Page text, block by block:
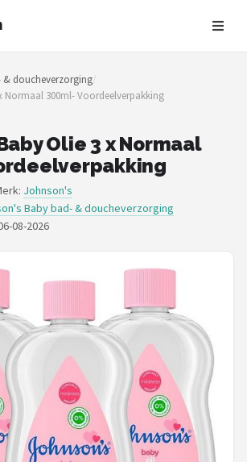
& doucheverzorging/
Normaal 300ml- Voordeelverpakking
Olie 3 x Normaal
Johnson's
Baby bad- & doucheverzorging
08-2026